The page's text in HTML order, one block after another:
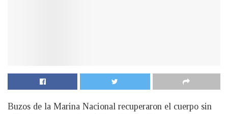
Buzos de la Marina Nacional recuperaron el cuerpo sin